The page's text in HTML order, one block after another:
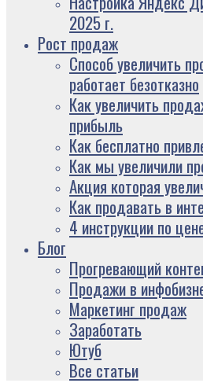
2025 г.
Рост продаж
Способ увеличить
работает безотказно
Как увеличить
прибыль
Как бесплатно
Как мы увеличили
Акция которая
Как продавать в
4 инструкции по
Блог
Прогревающий
Продажи в
Маркетинг продаж
Заработать
Ютуб
Все статьи